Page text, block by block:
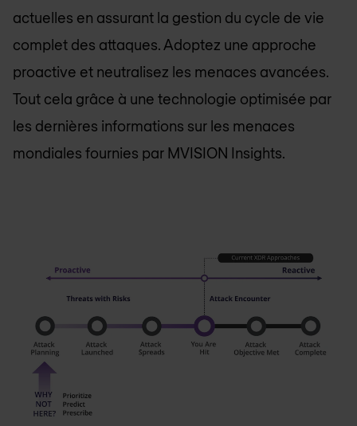
actuelles en assurant la gestion du cycle de vie
complet des attaques. Adoptez une approche
proactive et neutralisez les menaces avancées.
Tout cela grâce à une technologie optimisée par
les dernières informations sur les menaces
mondiales fournies par MVISION Insights.